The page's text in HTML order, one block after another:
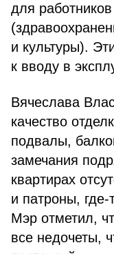
для
и культуры).
к вводу в
Вячеслава
качество
подвалы,
замечания
квартирах
и патроны, где-
Мэр отметил,
все недочеты,